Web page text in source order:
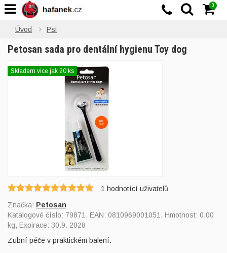
Úvod Psi
Petosan sada pro dentální hygienu Toy dog
Skladem více jak 20 ks
1 hodnotící uživatelů
Značka: Petosan
Katalogové číslo: 79871 , EAN: 0810969001051 , Hmotnost: 0,00
kg, Expirace: 30.9. 2028
Zubní péče v praktickém balení.
0